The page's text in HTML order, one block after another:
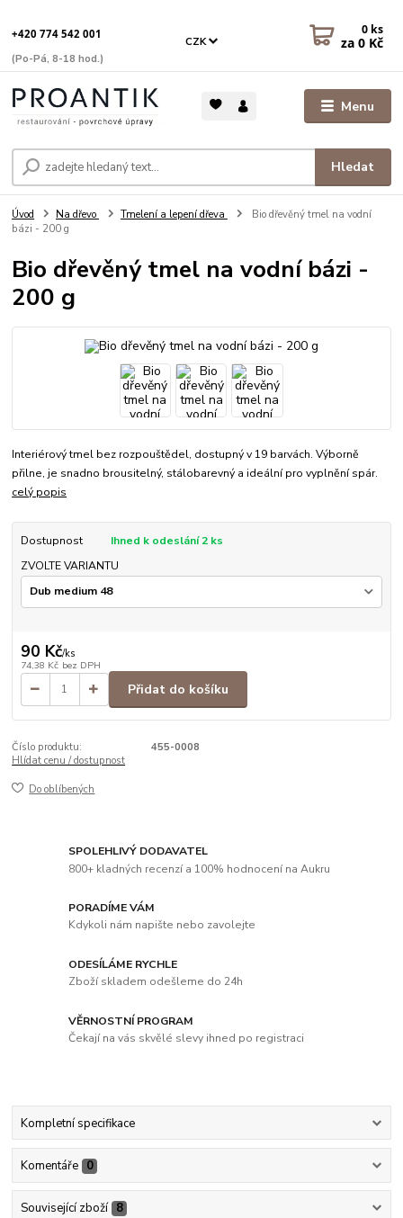
Menu
CZK
Hledat
+420 774 542 001
(Po-Pá, 8-18 hod.)
0 ks
za 0 Kč
Úvod Na dřevo Tmelení a lepení dřeva
Bio dřevěný tmel na vodní
bázi - 200 g
Bio dřevěný tmel na vodní bázi -
200 g
Interiérový tmel bez rozpouštědel, dostupný v 19 barvách. Výborně
přilne, je snadno brousitelný, stálobarevný a ideální pro vyplnění spár.
celý popis
Dostupnost
Ihned k odeslání 2 ks
ZVOLTE VARIANTU
90 Kč/ks
74,38 Kč bez DPH
Přidat do košíku
Číslo produktu:
455-0008
Hlídat cenu / dostupnost
Do oblíbených
SPOLEHLIVÝ DODAVATEL
800+ kladných recenzí a 100% hodnocení na Aukru
PORADÍME VÁM
Kdykoli nám napište nebo zavolejte
ODESÍLÁME RYCHLE
Zboží skladem odešleme do 24h
VĚRNOSTNÍ PROGRAM
Čekají na vás skvělé slevy ihned po registraci
Kompletní specifikace
Komentáře 0
Související zboží 8